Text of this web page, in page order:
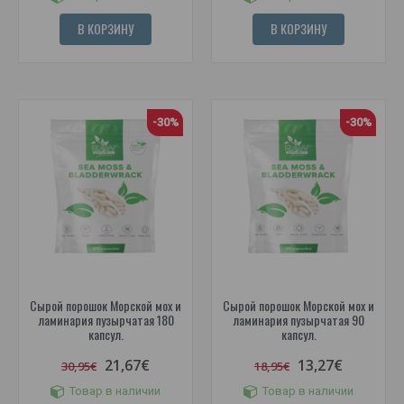
В КОРЗИНУ В КОРЗИНУ
-30%
Сырой порошок Морской мох и
ламинария пузырчатая 180
капсул.
30,95€ 21,67€
Товар в наличии
-30%
Сырой порошок Морской мох и
ламинария пузырчатая 90
капсул.
18,95€ 13,27€
Товар в наличии